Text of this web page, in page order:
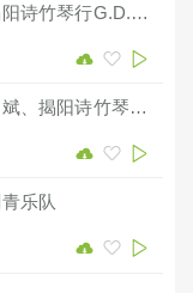
揭阳诗竹琴行G.D.O乐队
、揭阳诗竹琴行G.D.O乐队
乐队